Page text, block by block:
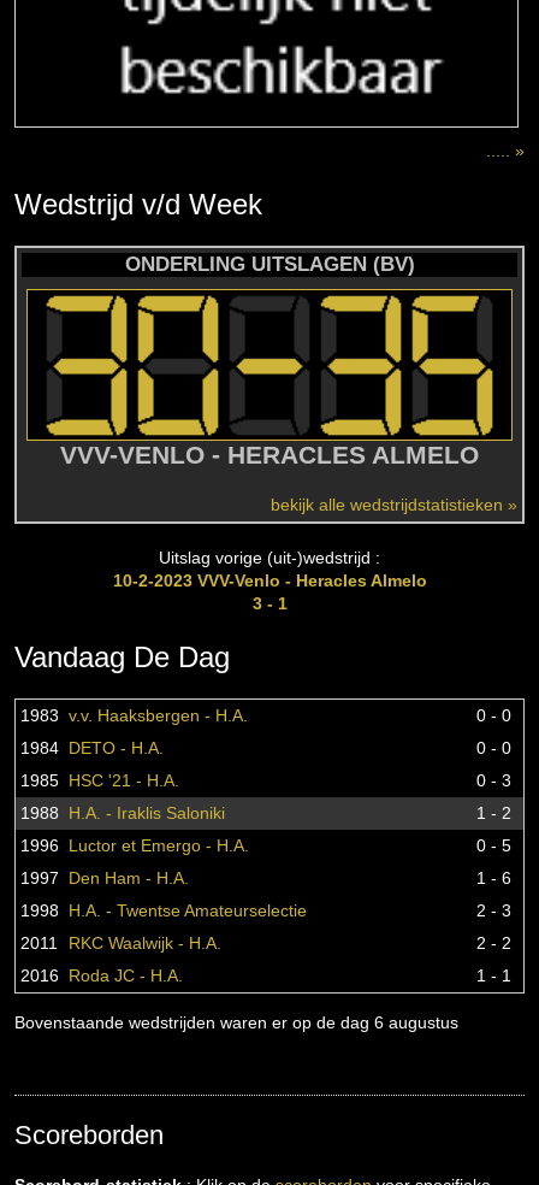
..... »
Wedstrijd v/d Week
ONDERLING UITSLAGEN (BV)
VVV-VENLO - HERACLES ALMELO
bekijk alle wedstrijdstatistieken »
Uitslag vorige (uit-)wedstrijd :
10-2-2023 VVV-Venlo - Heracles Almelo
3 - 1
Vandaag De Dag
1983 v.v. Haaksbergen - H.A.
0 - 0
1984 DETO - H.A.
0 - 0
1985 HSC '21 - H.A.
0 - 3
1988
H.A. - Iraklis Saloniki
1 - 2
1996 Luctor et Emergo - H.A.
0 - 5
1997
Den Ham - H.A.
1 - 6
1998 H.A. - Twentse Amateurselectie
2 - 3
2011
RKC Waalwijk - H.A.
2 - 2
2016 Roda JC - H.A. 1 - 1
Bovenstaande wedstrijden waren er op de dag 6 augustus
Scoreborden